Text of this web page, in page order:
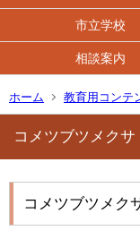
市立学校
相談案内
ホーム 教育用コンテ
コメツブツメクサ
コメツブツメク